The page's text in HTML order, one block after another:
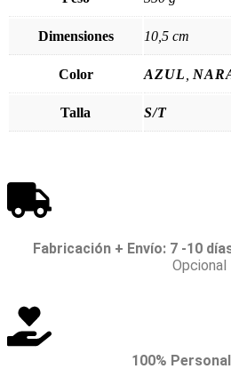
Dimensiones 10,5 cm
Color AZUL
Talla S/T
Fabricación + Envío: 7 -10
Opcional
100%